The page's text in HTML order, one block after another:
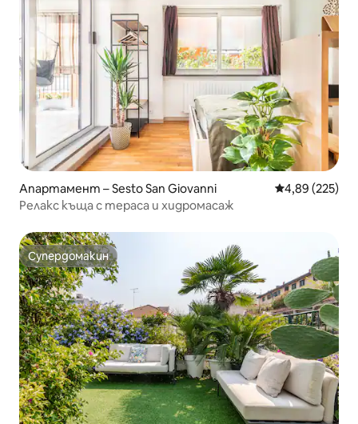
Апартамент – Sesto San Giovanni Средна
4,89 (225)
Релакс къща с тераса и хидромасаж ​
Супердомакин
Супердомакин